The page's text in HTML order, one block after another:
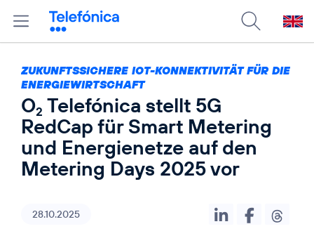
ZUKUNFTSSICHERE IOT-KONNEKTIVITÄT FÜR DIE
ENERGIEWIRTSCHAFT
O2 Telefónica stellt 5G
RedCap für Smart Metering
und Energienetze auf den
Metering Days 2025 vor
28.10.2025